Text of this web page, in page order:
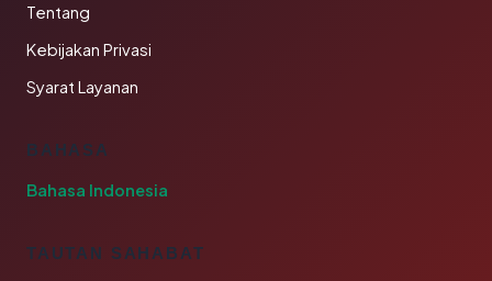
Tentang
Kebijakan Privasi
Syarat Layanan
BAHASA
Bahasa Indonesia
TAUTAN SAHABAT